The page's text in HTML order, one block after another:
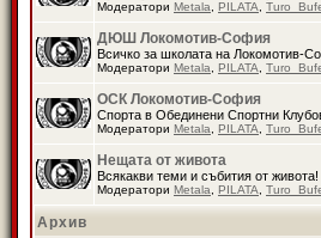
Модератори Metala PILATA
ДЮШ Локомотив-София
Всичко за школата на Локомотив-
Модератори Metala PILATA
ОСК Локомотив-София
Спорта в Обединени Спортни
Модератори Metala PILATA
Нещата от живота
Всякакви теми и събития от живота!
Модератори Metala PILATA
Архив